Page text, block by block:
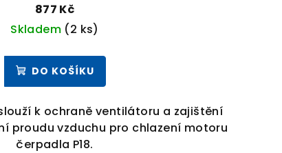
877 Kč
Skladem (2 ks)
DO KOŠÍKU
k ochraně ventilátoru a zajištění
proudu vzduchu pro chlazení motoru
čerpadla P18.